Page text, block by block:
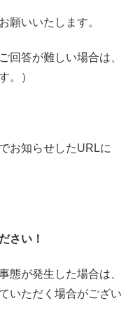
願いいたします。
回答が難しい場合は、
。）
お知らせしたURLに
さい！
態が発生した場合は、
いただく場合がござい